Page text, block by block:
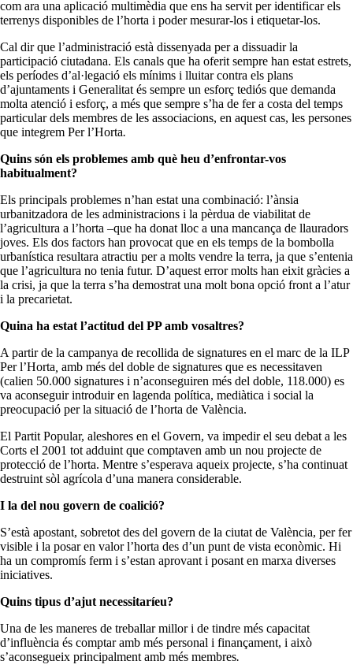
com ara una aplicació multimèdia que ens ha servit per identificar els
terrenys disponibles de l’horta i poder mesurar-los i etiquetar-los.
Cal dir que l’administració està dissenyada per a dissuadir la
participació ciutadana. Els canals que ha oferit sempre han estat estrets,
els períodes d’al·legació els mínims i lluitar contra els plans
d’ajuntaments i Generalitat és sempre un esforç tediós que demanda
molta atenció i esforç, a més que sempre s’ha de fer a costa del temps
particular dels membres de les associacions, en aquest cas, les persones
que integrem Per l’Horta.
Quins són els problemes amb què heu d’enfrontar-vos
habitualment?
Els principals problemes n’han estat una combinació: l’ànsia
urbanitzadora de les administracions i la pèrdua de viabilitat de
l’agricultura a l’horta –que ha donat lloc a una mancança de llauradors
joves. Els dos factors han provocat que en els temps de la bombolla
urbanística resultara atractiu per a molts vendre la terra, ja que s’entenia
que l’agricultura no tenia futur. D’aquest error molts han eixit gràcies a
la crisi, ja que la terra s’ha demostrat una molt bona opció front a l’atur
i la precarietat.
Quina ha estat l’actitud del PP amb vosaltres?
A partir de la campanya de recollida de signatures en el marc de la ILP
Per l’Horta, amb més del doble de signatures que es necessitaven
(calien 50.000 signatures i n’aconseguiren més del doble, 118.000) es
va aconseguir introduir en lagenda política, mediàtica i social la
preocupació per la situació de l’horta de València.
El Partit Popular, aleshores en el Govern, va impedir el seu debat a les
Corts el 2001 tot adduint que comptaven amb un nou projecte de
protecció de l’horta. Mentre s’esperava aqueix projecte, s’ha continuat
destruint sòl agrícola d’una manera considerable.
I la del nou govern de coalició?
S’està apostant, sobretot des del govern de la ciutat de València, per fer
visible i la posar en valor l’horta des d’un punt de vista econòmic. Hi
ha un compromís ferm i s’estan aprovant i posant en marxa diverses
iniciatives.
Quins tipus d’ajut necessitaríeu?
Una de les maneres de treballar millor i de tindre més capacitat
d’influència és comptar amb més personal i finançament, i això
s’aconsegueix principalment amb més membres.